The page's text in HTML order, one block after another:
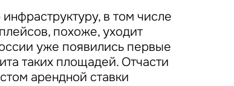
в том числе
похоже, уходит
уже появились первые
таких площадей. Отчасти
арендной ставки